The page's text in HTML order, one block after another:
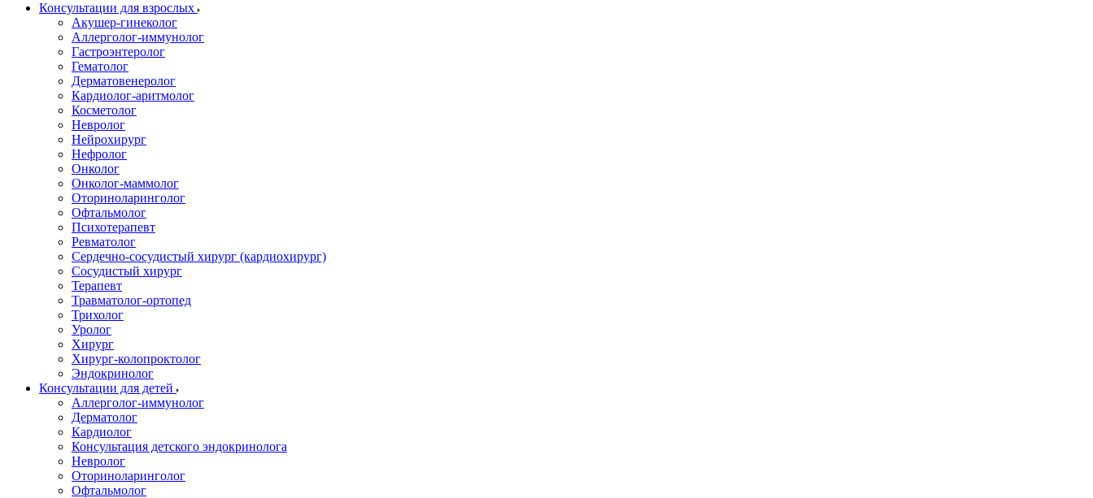
Консультации для взрослых
Акушер-гинеколог
Аллерголог-иммунолог
Гастроэнтеролог
Гематолог
Дерматовенеролог
Кардиолог-аритмолог
Косметолог
Невролог
Нейрохирург
Нефролог
Онколог
Онколог-маммолог
Оториноларинголог
Офтальмолог
Психотерапевт
Ревматолог
Сердечно-сосудистый хирург (кардиохирург)
Сосудистый хирург
Терапевт
Травматолог-ортопед
Трихолог
Уролог
Хирург
Хирург-колопроктолог
Эндокринолог
Консультации для детей
Аллерголог-иммунолог
Дерматолог
Кардиолог
Консультация детского эндокринолога
Невролог
Оториноларинголог
Офтальмолог